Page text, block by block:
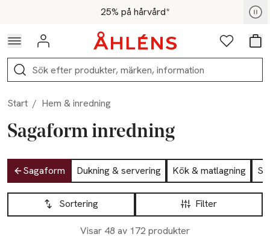
Hoppa till navigationsmenyn25% på hårvård*
För medlemmar - Shoppa nu
Logga in Favoriter
Sök
Start / Hem & inredning
Sagaform inredning
Hoppa till produktsidan
Sagaform Dukning & servering Kök & matlagning
Hoppa till produktsidan
Filter
Sortering
Visar 48 av 172 produkter
Lista över produkter